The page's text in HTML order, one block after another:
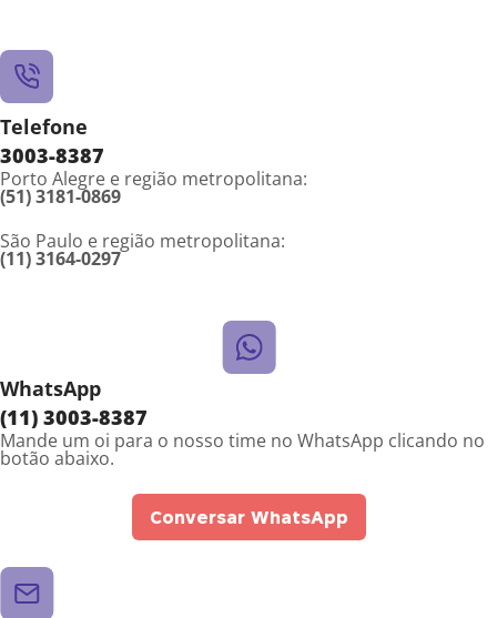
Telefone
3003-8387
Porto Alegre e região metropolitana:
(51) 3181-0869
São Paulo e região metropolitana:
(11) 3164-0297
WhatsApp
(11) 3003-8387
Mande um oi para o nosso time no WhatsApp clicando no
botão abaixo.
Conversar WhatsApp